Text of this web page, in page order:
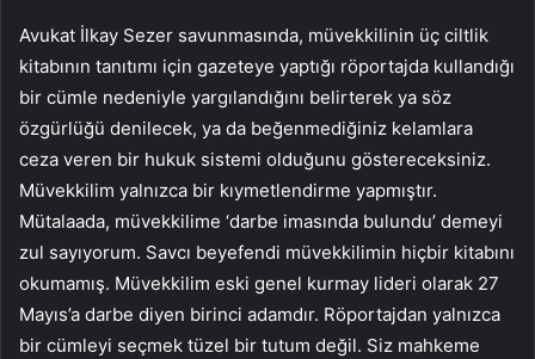
Avukat İlkay Sezer savunmasında, müvekkilinin üç ciltlik
kitabının tanıtımı için gazeteye yaptığı röportajda kullandığı
bir cümle nedeniyle yargılandığını belirterek ya söz
özgürlüğü denilecek, ya da beğenmediğiniz kelamlara
ceza veren bir hukuk sistemi olduğunu göstereceksiniz.
Müvekkilim yalnızca bir kıymetlendirme yapmıştır.
Mütalaada, müvekkilime ‘darbe imasında bulundu’ demeyi
zul sayıyorum. Savcı beyefendi müvekkilimin hiçbir kitabını
okumamış. Müvekkilim eski genel kurmay lideri olarak 27
Mayıs’a darbe diyen birinci adamdır. Röportajdan yalnızca
bir cümleyi seçmek tüzel bir tutum değil. Siz mahkeme